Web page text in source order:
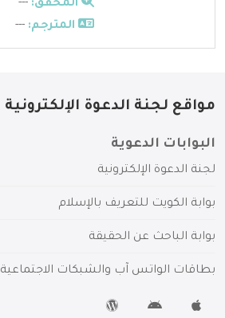
المحقق: ---
المترجم: ---
مواقع لجنة الدعوة الإلكترونية
البوابات الدعوية
لجنة الدعوة الإلكترونية
بوابة الكويت للتعريف بالإسلام
بوابة الباحث عن الحقيقة
بطاقات الواتس آب والشبكات الاجتماعية